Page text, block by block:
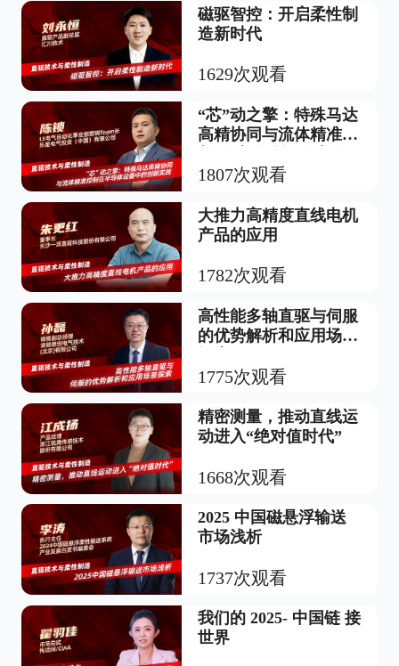
磁驱智控：开启柔性制
造新时代
1629次观看
“芯”动之擎：特殊马达
高精协同与流体精准控
创新实践
1807次观看
大推力高精度直线电机
产品的应用
1782次观看
高性能多轴直驱与伺服
的优势解析和应用场景
1775次观看
精密测量，推动直线运
动进入“绝对值时代”
1668次观看
2025 中国磁悬浮输送
市场浅析
1737次观看
我们的 2025- 中国链 接
世界